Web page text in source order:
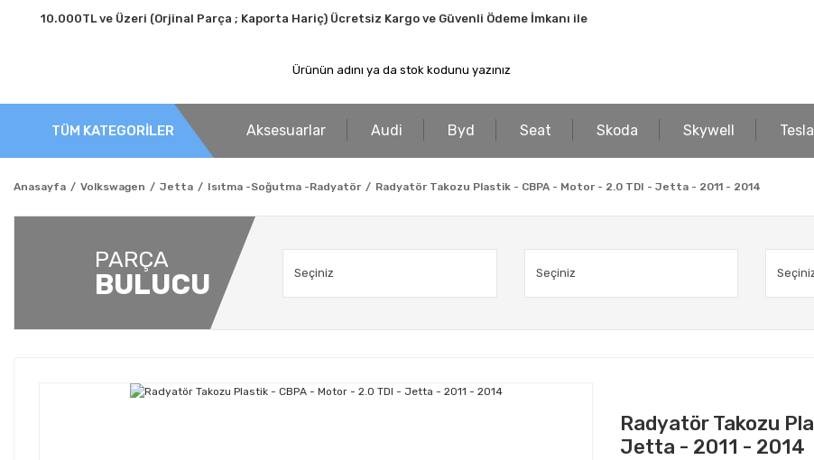
10.000TL ve Üzeri (Orjinal Parça ; Kaporta Hariç) Ücretsiz Kargo ve Güvenli Ödeme İmkanı ile
TÜM KATEGORİLER Aksesuarlar Audi Byd Seat Skoda Skywell Tesla
Anasayfa Volkswagen Jetta Isıtma -Soğutma -Radyatör Radyatör Takozu Plastik - CBPA - Motor - 2.0 TDI - Jetta - 2011 - 2014
PARÇA
BULUCU
Radyatör Takozu
Jetta - 2011 - 2014